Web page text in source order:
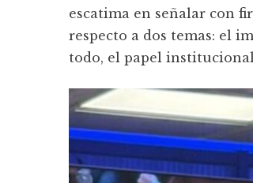
escatima en señalar con
respecto a dos temas: el
todo, el papel